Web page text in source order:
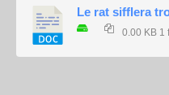
Le rat sifflera
0.00 KB 1